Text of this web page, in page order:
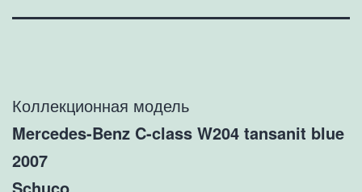
Коллекционная модель
Mercedes-Benz C-class W204 tansanit blue
2007
Schuco